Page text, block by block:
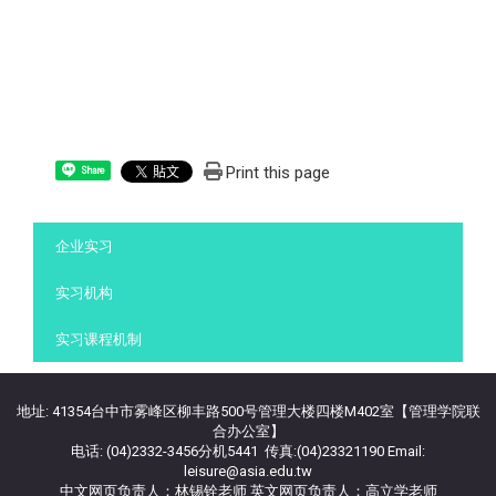
Share Print this page
企业实习
实习机构
实习课程机制
地址: 41354台中市雾峰区柳丰路500号管理大楼四楼M402室【管理学院联
合办公室】
电话: (04)2332-3456分机5441 传真:(04)23321190 Email:
leisure@asia.edu.tw
中文网页负责人：林锡铨老师 英文网页负责人：高立学老师